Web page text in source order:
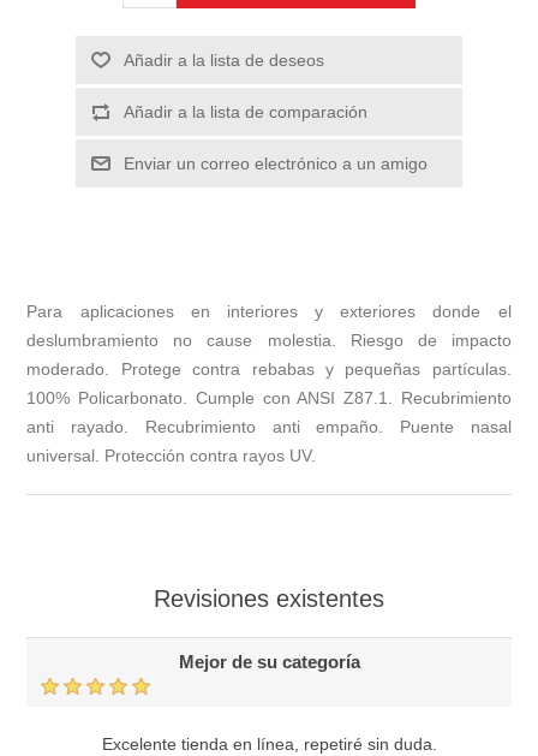
Añadir a la lista de deseos
Añadir a la lista de comparación
Enviar un correo electrónico a un amigo
Para aplicaciones en interiores y exteriores donde el
deslumbramiento no cause molestia. Riesgo de impacto
moderado. Protege contra rebabas y pequeñas partículas.
100% Policarbonato. Cumple con ANSI Z87.1. Recubrimiento
anti rayado. Recubrimiento anti empaño. Puente nasal
universal. Protección contra rayos UV.
Revisiones existentes
Mejor de su categoría
Excelente tienda en línea, repetiré sin duda.